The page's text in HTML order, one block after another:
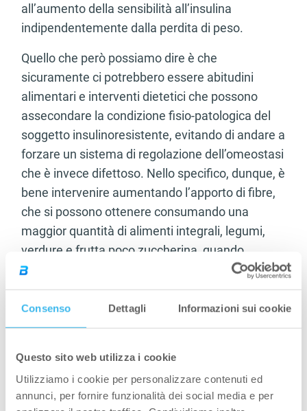
Consenso Dettagli Informazioni sui cookie
Questo sito web utilizza i cookie
Utilizziamo i cookie per personalizzare contenuti ed
annunci, per fornire funzionalità dei social media e per
all’aumento della sensibilità all’insulina
indipendentemente dalla perdita di peso.
Quello che però possiamo dire è che
sicuramente ci potrebbero essere abitudini
alimentari e interventi dietetici che possono
assecondare la condizione fisio-patologica del
soggetto insulinoresistente, evitando di andare a
forzare un sistema di regolazione dell’omeostasi
che è invece difettoso. Nello specifico, dunque, è
bene intervenire aumentando l’apporto di fibre,
che si possono ottenere consumando una
maggior quantità di alimenti integrali, legumi,
verdure e frutta poco zuccherina, quando
possibile con la buccia.
in carboidrati, in quanto i soggetti
i glucidi e di mantenere i livelli fisiologici di
glicemia postprandiale. Questo non significa
dover seguire necessariamente diete low carb o